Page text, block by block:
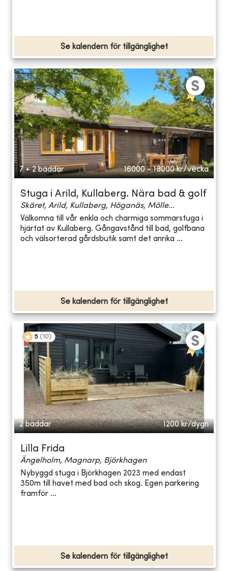
Se kalendern för tillgänglighet
7 + 2 bäddar 16000 - 18000 kr/vecka
Stuga i Arild, Kullaberg. Nära bad & golf
Skäret, Arild, Kullaberg, Höganäs, Mölle...
Välkomna till vår enkla och charmiga sommarstuga i
hjärtat av Kullaberg. Gångavstånd till bad, golfbana
och välsorterad gårdsbutik samt det anrika ...
Se kalendern för tillgänglighet
5 (10)
2 bäddar 1200 kr/dygn
Lilla Frida
Ängelholm, Magnarp, Björkhagen
Nybyggd stuga i Björkhagen 2023 med endast
350m till havet med bad och skog. Egen parkering
framför ...
Se kalendern för tillgänglighet